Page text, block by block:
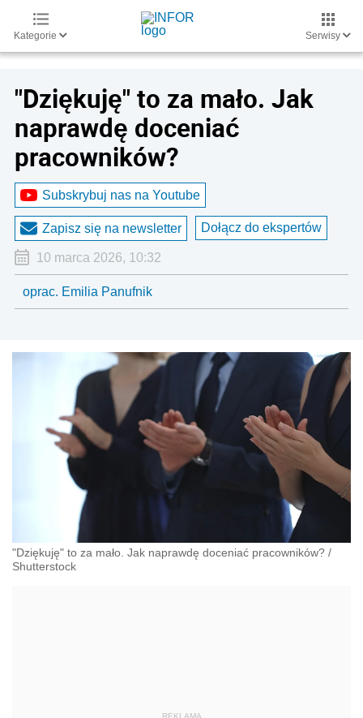
Kategorie Serwisy
"Dziękuję" to za mało. Jak
naprawdę doceniać
pracowników?
Subskrybuj nas na Youtube
Zapisz się na newsletter Dołącz do ekspertów
10 marca 2026, 10:32
oprac. Emilia Panufnik
"Dziękuję" to za mało. Jak naprawdę doceniać pracowników? /
Shutterstock